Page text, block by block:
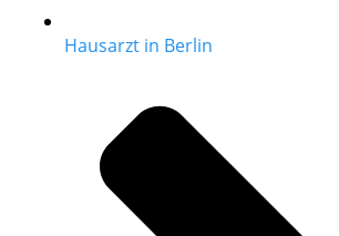
Hausarzt in Berlin